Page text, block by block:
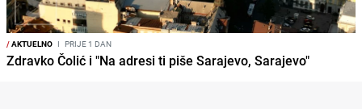
/AKTUELNO I PRIJE 1 DAN
Zdravko Čolić i "Na adresi ti piše Sarajevo, Sarajevo"